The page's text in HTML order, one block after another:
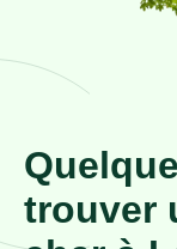
trouver